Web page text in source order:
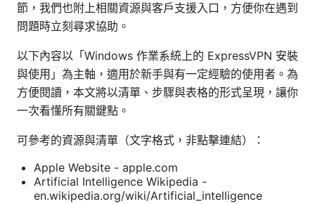
節，我們也附上相關資源與客戶支援入口，方便你在遇到
問題時立刻尋求協助。
以下內容以「Windows 作業系統上的 ExpressVPN 安裝
與使用」為主軸，適用於新手與有一定經驗的使用者。為
方便閱讀，本文將以清單、步驟與表格的形式呈現，讓你
一次看懂所有關鍵點。
可參考的資源與清單（文字格式，非點擊連結）：
Apple Website - apple.com
Artificial Intelligence Wikipedia -
en.wikipedia.org/wiki/Artificial_intelligence